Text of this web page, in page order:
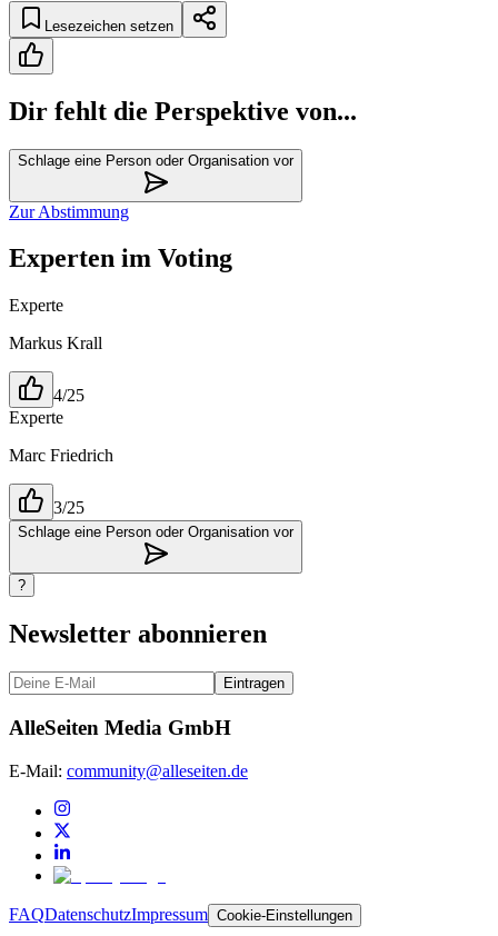
Lesezeichen setzen
Dir fehlt die Perspektive von...
Schlage eine Person oder Organisation vor
Zur Abstimmung
Experten im Voting
Experte
Markus Krall
4/25
Experte
Marc Friedrich
3/25
Schlage eine Person oder Organisation vor
?
Newsletter abonnieren
Eintragen
AlleSeiten Media GmbH
E-Mail: community@alleseiten.de
FAQDatenschutzImpressum Cookie-Einstellungen